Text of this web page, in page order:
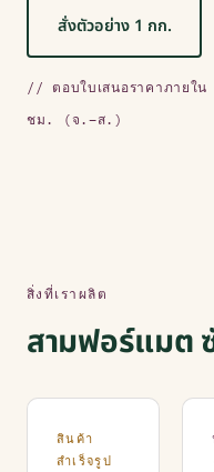
สั่งตัวอย่าง 1 กก.
// ตอบใบเสนอราคาภายใน
ชม. (จ.–ส.)
สิ่งที่เราผลิต
สามฟอร์แมต
สินค้า
สำเร็จรูป